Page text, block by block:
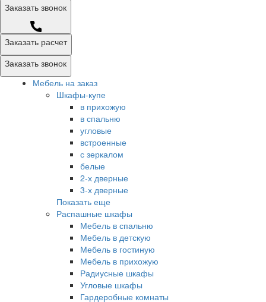
Заказать звонок
Заказать расчет
Заказать звонок
Мебель на заказ
Шкафы-купе
в прихожую
в спальню
угловые
встроенные
с зеркалом
белые
2-х дверные
3-х дверные
Показать еще
Распашные шкафы
Мебель в спальню
Мебель в детскую
Мебель в гостиную
Мебель в прихожую
Радиусные шкафы
Угловые шкафы
Гардеробные комнаты